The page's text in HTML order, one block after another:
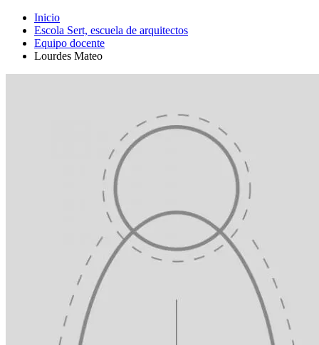
Inicio
Escola Sert, escuela de arquitectos
Equipo docente
Lourdes Mateo